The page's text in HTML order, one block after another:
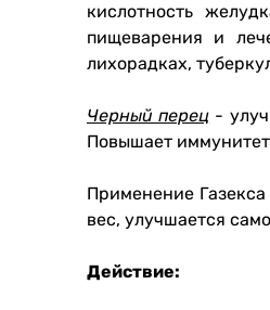
кислотность
пищеварения и
лихорадках,
Черный перец -
Повышает
Применение
вес, улучшается
Действие: